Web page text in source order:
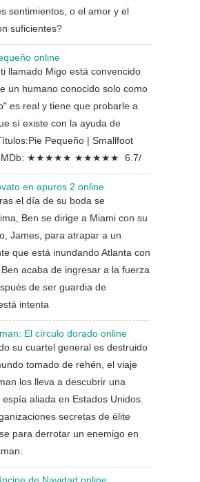
sentimientos, o el amor y el
suficientes?
online
llamado Migo está convencido
un humano conocido solo como
es real y tiene que probarle a
sí existe con la ayuda de
Pequeño | Smallfoot
IMDb: ★★★★★ ★★★★★ 6.7/
en apuros 2 online
el día de su boda se
Ben se dirige a Miami con su
James, para atrapar a un
que está inundando Atlanta con
acaba de ingresar a la fuerza
de ser guardia de
intenta
El círculo dorado online
su cuartel general es destruido
tomado de rehén, el viaje
los lleva a descubrir una
aliada en Estados Unidos.
secretas de élite
para derrotar un enemigo en